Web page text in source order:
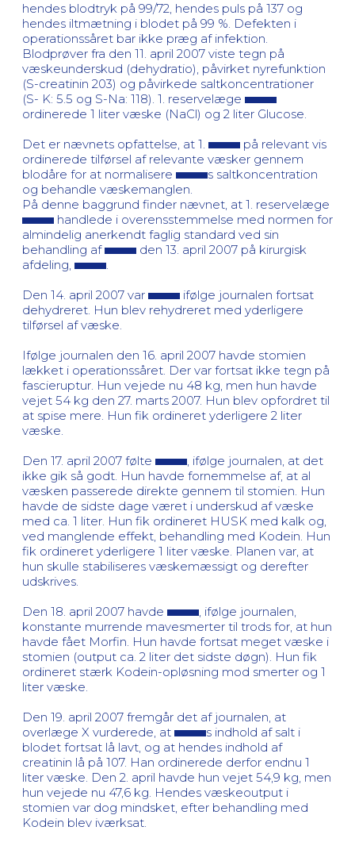
hendes blodtryk på 99/72, hendes puls på 137 og
hendes iltmætning i blodet på 99 %. Defekten i
operationssåret bar ikke præg af infektion.
Blodprøver fra den 11. april 2007 viste tegn på
væskeunderskud (dehydratio), påvirket nyrefunktion
(S-creatinin 203) og påvirkede saltkoncentrationer
(S- K: 5.5 og S-Na: 118). 1. reservelæge
ordinerede 1 liter væske (NaCl) og 2 liter Glucose.
Det er nævnets opfattelse, at 1.
på relevant vis
ordinerede tilførsel af relevante væsker gennem
blodåre for at normalisere
s saltkoncentration
og behandle væskemanglen.
På denne baggrund finder nævnet, at 1. reservelæge
handlede i overensstemmelse med normen for
almindelig anerkendt faglig standard ved sin
behandling af
den 13. april 2007 på kirurgisk
afdeling,
Den 14. april 2007 var
ifølge journalen fortsat
dehydreret. Hun blev rehydreret med yderligere
tilførsel af væske.
Ifølge journalen den 16. april 2007 havde stomien
lækket i operationssåret. Der var fortsat ikke tegn på
fascieruptur. Hun vejede nu 48 kg, men hun havde
vejet 54 kg den 27. marts 2007. Hun blev opfordret til
at spise mere. Hun fik ordineret yderligere 2 liter
væske.
Den 17. april 2007 følte
, ifølge journalen, at det
ikke gik så godt. Hun havde fornemmelse af, at al
væsken passerede direkte gennem til stomien. Hun
havde de sidste dage været i underskud af væske
med ca. 1 liter. Hun fik ordineret HUSK med kalk og,
ved manglende effekt, behandling med Kodein. Hun
fik ordineret yderligere 1 liter væske. Planen var, at
hun skulle stabiliseres væskemæssigt og derefter
udskrives.
Den 18. april 2007 havde
, ifølge journalen,
konstante murrende mavesmerter til trods for, at hun
havde fået Morfin. Hun havde fortsat meget væske i
stomien (output ca. 2 liter det sidste døgn). Hun fik
ordineret stærk Kodein-opløsning mod smerter og 1
liter væske.
Den 19. april 2007 fremgår det af journalen, at
overlæge X vurderede, at
s indhold af salt i
blodet fortsat lå lavt, og at hendes indhold af
creatinin lå på 107. Han ordinerede derfor endnu 1
liter væske. Den 2. april havde hun vejet 54,9 kg, men
hun vejede nu 47,6 kg. Hendes væskeoutput i
stomien var dog mindsket, efter behandling med
Kodein blev iværksat.